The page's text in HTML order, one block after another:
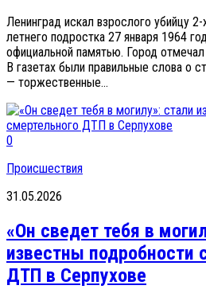
Ленинград искал взрослого убийцу
летнего подростка 27 января 1964
официальной памятью. Город
В газетах были правильные слова о
— торжественные...
0
Происшествия
31.05.2026
«Он сведет тебя в
известны подробности
ДТП в Серпухове